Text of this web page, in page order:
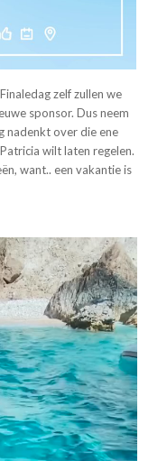
zelf zullen we
sponsor. Dus neem
nadenkt over die ene
wilt laten regelen.
want.. een vakantie is